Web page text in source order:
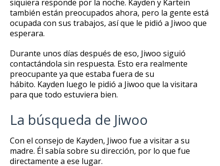
siquiera responde por la noche. Kayden y Kartein
también están preocupados ahora, pero la gente está
ocupada con sus trabajos, así que le pidió a Jiwoo que
esperara.
Durante unos días después de eso, Jiwoo siguió
contactándola sin respuesta. Esto era realmente
preocupante ya que estaba fuera de su
hábito. Kayden luego le pidió a Jiwoo que la visitara
para que todo estuviera bien.
La búsqueda de Jiwoo
Con el consejo de Kayden, Jiwoo fue a visitar a su
madre. Él sabía sobre su dirección, por lo que fue
directamente a ese lugar.